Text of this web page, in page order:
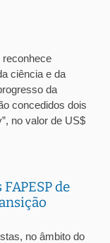
reconhece
ciência e da
da
concedidos dois
no valor de US$
de
no âmbito do